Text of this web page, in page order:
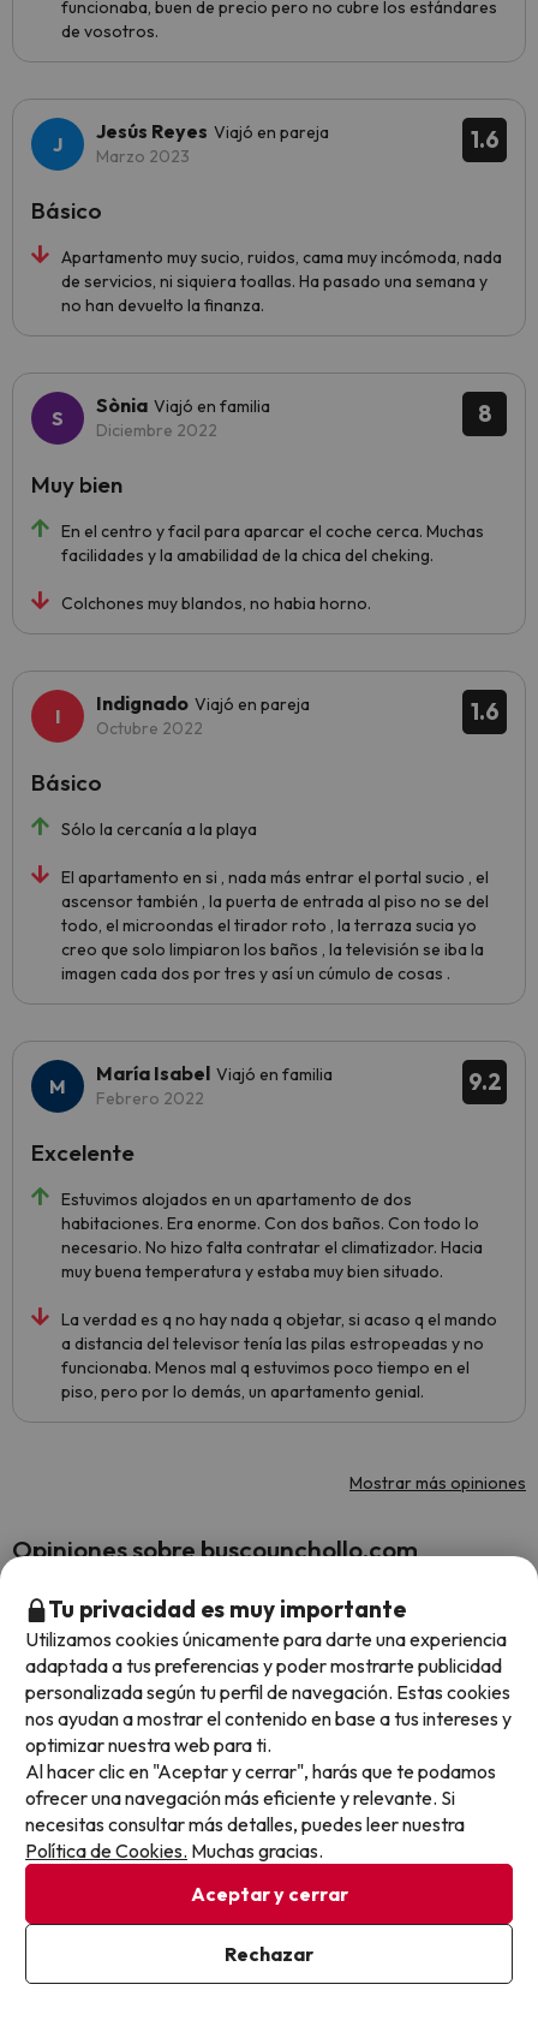
funcionaba, buen de precio pero no cubre los estándares
de vosotros.
1.6
Jesús Reyes Viajó en pareja
Marzo 2023
Apartamento muy sucio, ruidos, cama muy incómoda, nada
de servicios, ni siquiera toallas. Ha pasado una semana y
no han devuelto la finanza.
Básico
8
Sònia Viajó en familia
Diciembre 2022
En el centro y facil para aparcar el coche cerca. Muchas
facilidades y la amabilidad de la chica del cheking.
Colchones muy blandos, no habia horno.
Muy bien
1.6
Indignado Viajó en pareja
Octubre 2022
Sólo la cercanía a la playa
El apartamento en si , nada más entrar el portal sucio , el
ascensor también , la puerta de entrada al piso no se del
todo, el microondas el tirador roto , la terraza sucia yo
creo que solo limpiaron los baños , la televisión se iba la
imagen cada dos por tres y así un cúmulo de cosas .
Básico
9.2
María Isabel Viajó en familia
Febrero 2022
Estuvimos alojados en un apartamento de dos
habitaciones. Era enorme. Con dos baños. Con todo lo
necesario. No hizo falta contratar el climatizador. Hacia
muy buena temperatura y estaba muy bien situado.
La verdad es q no hay nada q objetar, si acaso q el mando
a distancia del televisor tenía las pilas estropeadas y no
funcionaba. Menos mal q estuvimos poco tiempo en el
piso, pero por lo demás, un apartamento genial.
Excelente
Mostrar más opiniones
Opiniones sobre buscounchollo.com
Trustpilot BuscoUnChollo.com
4.7 sobre 5 basado en 5595 valoraciones
Tu privacidad es muy importante
Utilizamos cookies únicamente para darte una experiencia
adaptada a tus preferencias y poder mostrarte publicidad
personalizada según tu perfil de navegación. Estas cookies
nos ayudan a mostrar el contenido en base a tus intereses y
optimizar nuestra web para ti.
Al hacer clic en "Aceptar y cerrar", harás que te podamos
ofrecer una navegación más eficiente y relevante. Si
necesitas consultar más detalles, puedes leer nuestra
Política de Cookies. Muchas gracias.
Aceptar y cerrar
Rechazar